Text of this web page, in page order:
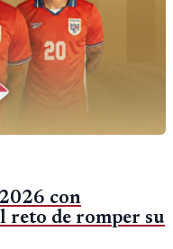
con
reto de romper su